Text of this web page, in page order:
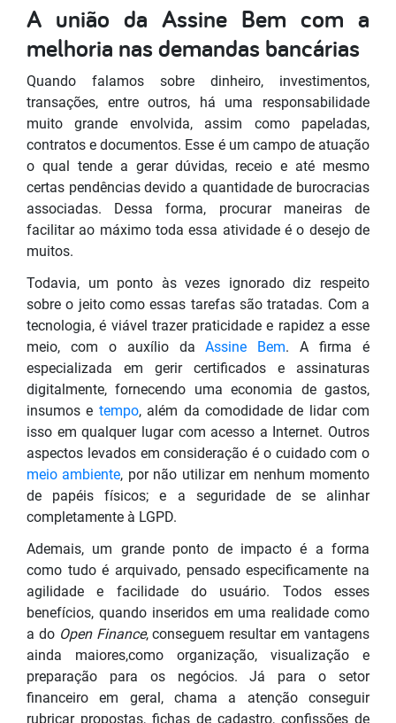
A união da Assine Bem com a
melhoria nas demandas bancárias
Quando falamos sobre dinheiro, investimentos,
transações, entre outros, há uma responsabilidade
muito grande envolvida, assim como papeladas,
contratos e documentos. Esse é um campo de atuação
o qual tende a gerar dúvidas, receio e até mesmo
certas pendências devido a quantidade de burocracias
associadas. Dessa forma, procurar maneiras de
facilitar ao máximo toda essa atividade é o desejo de
muitos.
Todavia, um ponto às vezes ignorado diz respeito
sobre o jeito como essas tarefas são tratadas. Com a
tecnologia, é viável trazer praticidade e rapidez a esse
meio, com o auxílio daAssine Bem. A firma é
especializada em gerir certificados e assinaturas
digitalmente, fornecendo uma economia de gastos,
insumos e tempo, além da comodidade de lidar com
isso em qualquer lugar com acesso a Internet. Outros
aspectos levados em consideração é o cuidado com o
meio ambiente, por não utilizar em nenhum momento
de papéis físicos; e a seguridade de se alinhar
completamente à LGPD.
Ademais, um grande ponto de impacto é a forma
como tudo é arquivado, pensado especificamente na
agilidade e facilidade do usuário. Todos esses
benefícios, quando inseridos em uma realidade como
a doOpen Finance, conseguem resultar em vantagens
ainda maiores,como organização, visualização e
preparação para os negócios. Já para o setor
financeiro em geral, chama a atenção conseguir
rubricar propostas, fichas de cadastro, confissões de